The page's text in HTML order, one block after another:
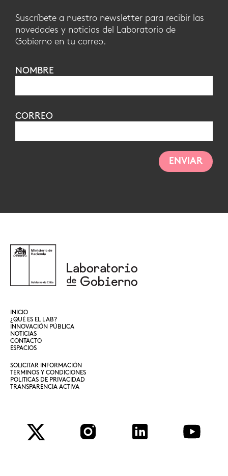
Suscríbete a nuestro newsletter para recibir las
novedades y noticias del Laboratorio de
Gobierno en tu correo.
NOMBRE
CORREO
INICIO
¿QUÉ ES EL LAB?
INNOVACIÓN PÚBLICA
NOTICIAS
CONTACTO
ESPACIOS
SOLICITAR INFORMACIÓN
TERMINOS Y CONDICIONES
POLITICAS DE PRIVACIDAD
TRANSPARENCIA ACTIVA